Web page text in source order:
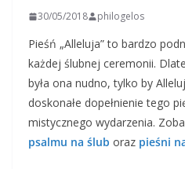
30/05/2018 philogelos
Pieśń „Alleluja” to bardzo
każdej ślubnej ceremonii.
była ona nudno, tylko by
doskonałe dopełnienie tego
mistycznego wydarzenia.
psalmu na ślub oraz pieśni